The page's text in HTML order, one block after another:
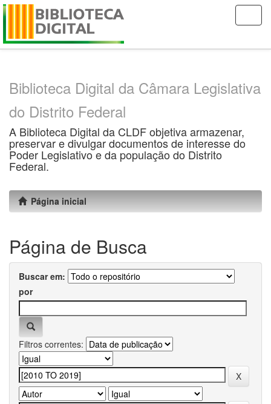
Skip
Biblioteca Digital da Câmara Legislativa
do Distrito Federal
A Biblioteca Digital da CLDF objetiva armazenar,
preservar e divulgar documentos de interesse do
Poder Legislativo e da população do Distrito
Federal.
Página inicial
Página de Busca
Buscar em:
por
Filtros correntes: